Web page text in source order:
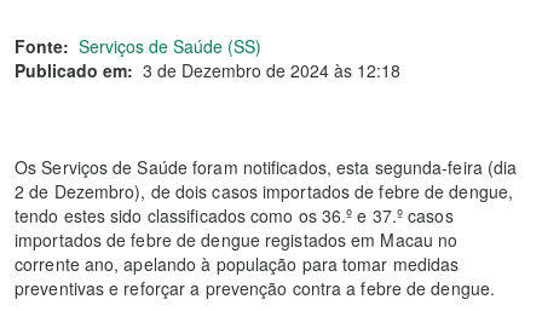
Fonte: Serviços de Saúde (SS)
Publicado em: 3 de Dezembro de 2024 às 12:18
Os Serviços de Saúde foram notificados, esta segunda-feira (dia
2 de Dezembro), de dois casos importados de febre de dengue,
tendo estes sido classificados como os 36.º e 37.º casos
importados de febre de dengue registados em Macau no
corrente ano, apelando à população para tomar medidas
preventivas e reforçar a prevenção contra a febre de dengue.